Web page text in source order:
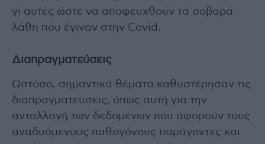
γι αυτές ώστε να αποφευχθούν τα σοβαρά
λάθη που έγιναν στην Covid.
Διαπραγματεύσεις
Ωστόσο, σημαντικά θέματα καθυστέρησαν τις
διαπραγματεύσεις, όπως αυτή για την
ανταλλαγή των δεδομένων που αφορούν τους
αναδυόμενους παθογόνους παράγοντες και